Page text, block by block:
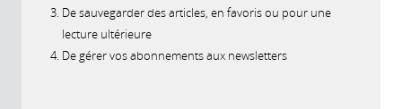
De sauvegarder des articles, en favoris ou pour une
lecture ultérieure
De gérer vos abonnements aux newsletters